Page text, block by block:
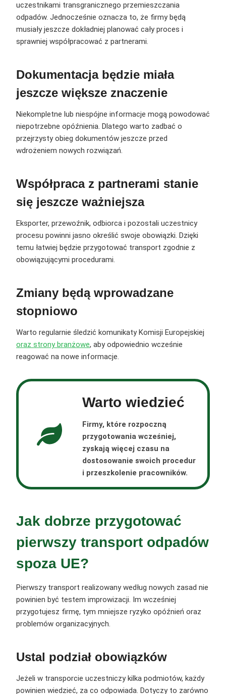
uczestnikami transgranicznego przemieszczania
odpadów. Jednocześnie oznacza to, że firmy będą
musiały jeszcze dokładniej planować cały proces i
sprawniej współpracować z partnerami.
Dokumentacja będzie miała
jeszcze większe znaczenie
Niekompletne lub niespójne informacje mogą powodować
niepotrzebne opóźnienia. Dlatego warto zadbać o
przejrzysty obieg dokumentów jeszcze przed
wdrożeniem nowych rozwiązań.
Współpraca z partnerami stanie
się jeszcze ważniejsza
Eksporter, przewoźnik, odbiorca i pozostali uczestnicy
procesu powinni jasno określić swoje obowiązki. Dzięki
temu łatwiej będzie przygotować transport zgodnie z
obowiązującymi procedurami.
Zmiany będą wprowadzane
stopniowo
Warto regularnie śledzić komunikaty Komisji Europejskiej
oraz strony branżowe, aby odpowiednio wcześnie
reagować na nowe informacje.
Warto wiedzieć
Firmy, które rozpoczną
przygotowania wcześniej,
zyskają więcej czasu na
dostosowanie swoich procedur
i przeszkolenie pracowników.
Jak dobrze przygotować
pierwszy transport odpadów
spoza UE?
Pierwszy transport realizowany według nowych zasad nie
powinien być testem improwizacji. Im wcześniej
przygotujesz firmę, tym mniejsze ryzyko opóźnień oraz
problemów organizacyjnych.
Ustal podział obowiązków
Jeżeli w transporcie uczestniczy kilka podmiotów, każdy
powinien wiedzieć, za co odpowiada. Dotyczy to zarówno